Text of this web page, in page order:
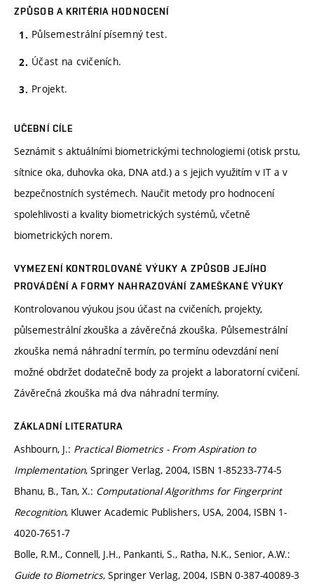
ZPŮSOB A KRITÉRIA HODNOCENÍ
Půlsemestrální písemný test.
Účast na cvičeních.
Projekt.
UČEBNÍ CÍLE
Seznámit s aktuálními biometrickými technologiemi (otisk prstu,
sítnice oka, duhovka oka, DNA atd.) a s jejich využitím v IT a v
bezpečnostních systémech. Naučit metody pro hodnocení
spolehlivosti a kvality biometrických systémů, včetně
biometrických norem.
VYMEZENÍ KONTROLOVANÉ VÝUKY A ZPŮSOB JEJÍHO
PROVÁDĚNÍ A FORMY NAHRAZOVÁNÍ ZAMEŠKANÉ VÝUKY
Kontrolovanou výukou jsou účast na cvičeních, projekty,
půlsemestrální zkouška a závěrečná zkouška. Půlsemestrální
zkouška nemá náhradní termín, po termínu odevzdání není
možné obdržet dodatečně body za projekt a laboratorní cvičení.
Závěrečná zkouška má dva náhradní termíny.
ZÁKLADNÍ LITERATURA
Ashbourn, J.: Practical Biometrics - From Aspiration to
Implementation, Springer Verlag, 2004, ISBN 1-85233-774-5
Bhanu, B., Tan, X.: Computational Algorithms for Fingerprint
Recognition, Kluwer Academic Publishers, USA, 2004, ISBN 1-
4020-7651-7
Bolle, R.M., Connell, J.H., Pankanti, S., Ratha, N.K., Senior, A.W.:
Guide to Biometrics, Springer Verlag, 2004, ISBN 0-387-40089-3